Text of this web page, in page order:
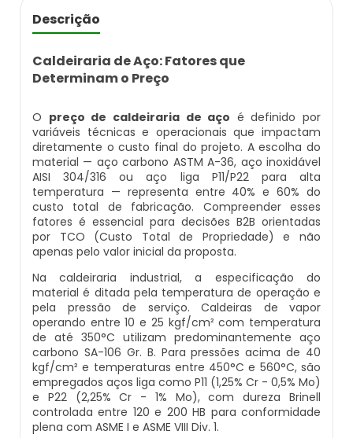
Caldeira Fogotubular
Caldeira Fogotubular Horizontal
Caldeira Fogotubular Vertical
Caldeira Horizontal
Caldeira Industrial
Caldeira Industrial A Gás
Caldeira Industrial A Lenha
Caldeira Industrial Preço
Caldeira Vertical
Empresas Que Inspecionam Caldeiras
Inspeção Caldeiras Vasos De Pressão
Inspeção De Caldeiras A Vapor
Inspeção De Caldeiras E Vasos De Pressão
Inspeção De Caldeiras Flamotubulares
Inspeção De Caldeiras Profissional
Habilitado
Inspeção De Integridade De Caldeiras
Inspeção De Integridade Em Caldeiras
Empresa De Montagem De Caldeiras Gás
Caldeiras
Empresas De Caldeiraria
Empresas De Caldeiraria E Montagem
Industrial
Empresas De Montagem De Caldeiras
Manutenção De Caldeiras
Manutenção De Caldeiras A Gásoleo
Manutenção De Caldeiras A Lenha
Manutenção De Caldeiras A Vapor
Caldeira A Vapor Para Sauna
Caldeira A Vapor Pequena
Caldeira A Vapor Preço
Caldeira A Vapor Vertical
Caldeira De Vapor
Caldeira De Vapor A Gás
Caldeira De Vapor A Venda
Caldeira De Vapor Eletrica
Caldeira Em Vapor
Caldeira A Gás Roca
Caldeira A Gás Usada
Caldeira A Gás Vulcano
Caldeira De Aquecimento A Gás
Caldeira De Aquecimento Central A Gás
Caldeira Mural A Gás
Caldeira Mural A Gás Preço
Caldeira Mural A Gás Roca
Comprar Caldeira A Gás
Descrição
Caldeiraria de Aço: Fatores que
Determinam o Preço
O preço de caldeiraria de aço é definido por
variáveis técnicas e operacionais que impactam
diretamente o custo final do projeto. A escolha do
material — aço carbono ASTM A-36, aço inoxidável
AISI 304/316 ou aço liga P11/P22 para alta
temperatura — representa entre 40% e 60% do
custo total de fabricação. Compreender esses
fatores é essencial para decisões B2B orientadas
por TCO (Custo Total de Propriedade) e não
apenas pelo valor inicial da proposta.
Na caldeiraria industrial, a especificação do
material é ditada pela temperatura de operação e
pela pressão de serviço. Caldeiras de vapor
operando entre 10 e 25 kgf/cm² com temperatura
de até 350°C utilizam predominantemente aço
carbono SA-106 Gr. B. Para pressões acima de 40
kgf/cm² e temperaturas entre 450°C e 560°C, são
empregados aços liga como P11 (1,25% Cr - 0,5% Mo)
e P22 (2,25% Cr - 1% Mo), com dureza Brinell
controlada entre 120 e 200 HB para conformidade
plena com ASME I e ASME VIII Div. 1.